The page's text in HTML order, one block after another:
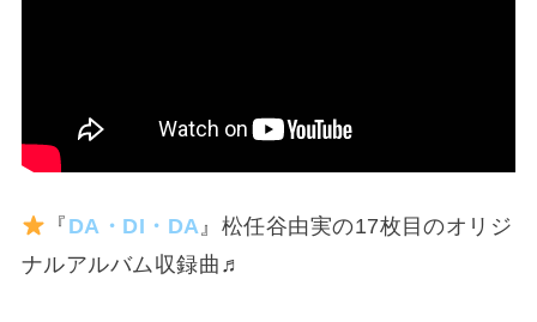
『 DA・DI・DA 』松任谷由実の17枚目のオリジ
ナルアルバム収録曲♬